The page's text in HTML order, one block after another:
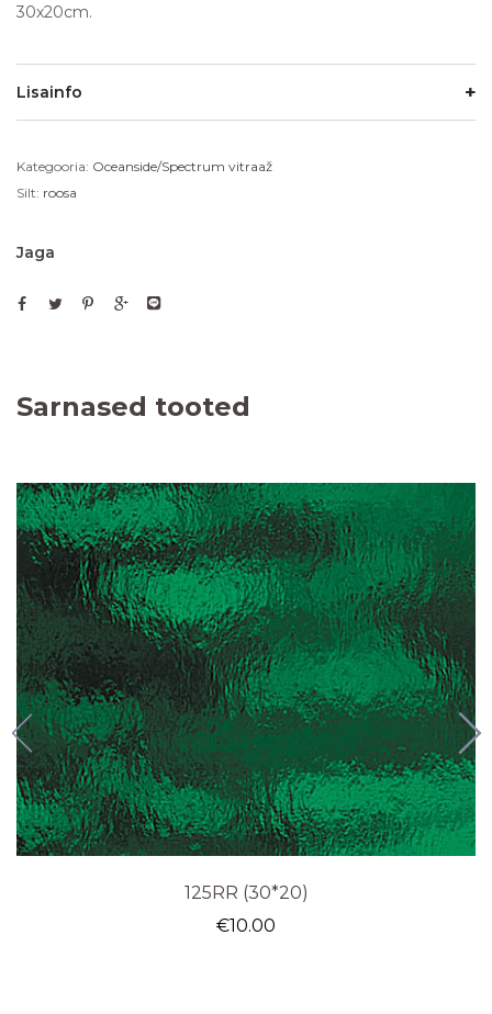
30x20cm.
Lisainfo
Kategooria: Oceanside/Spectrum vitraaž
Silt: roosa
Jaga
Sarnased tooted
125RR (30*20)
€10.00